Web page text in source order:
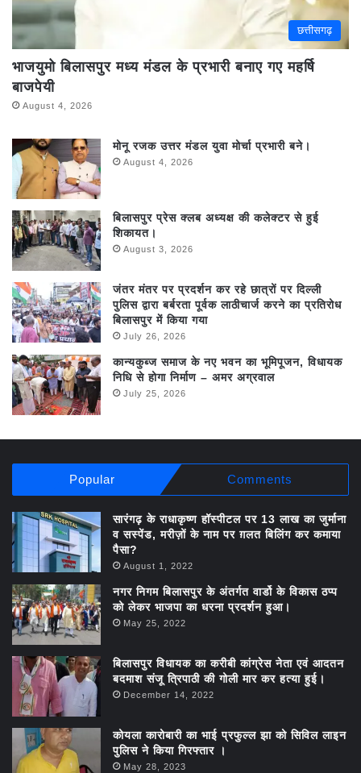
छत्तीसगढ़
भाजयुमो बिलासपुर मध्य मंडल के प्रभारी बनाए गए महर्षि
बाजपेयी
August 4, 2026
मोनू रजक उत्तर मंडल युवा मोर्चा प्रभारी बने।
August 4, 2026
बिलासपुर प्रेस क्लब अध्यक्ष की कलेक्टर से हुई
शिकायत।
August 3, 2026
जंतर मंतर पर प्रदर्शन कर रहे छात्रों पर दिल्ली
पुलिस द्वारा बर्बरता पूर्वक लाठीचार्ज करने का प्रतिरोध
बिलासपुर में किया गया
July 26, 2026
कान्यकुब्ज समाज के नए भवन का भूमिपूजन, विधायक
निधि से होगा निर्माण – अमर अग्रवाल
July 25, 2026
Popular Comments
सारंगढ़ के राधाकृष्ण हॉस्पीटल पर 13 लाख का जुर्माना
व सस्पेंड, मरीज़ों के नाम पर ग़लत बिलिंग कर कमाया
पैसा?
August 1, 2022
नगर निगम बिलासपुर के अंतर्गत वार्डो के विकास ठप्प
को लेकर भाजपा का धरना प्रदर्शन हुआ।
May 25, 2022
बिलासपुर विधायक का करीबी कांग्रेस नेता एवं आदतन
बदमाश संजू त्रिपाठी की गोली मार कर हत्या हुई।
December 14, 2022
कोयला कारोबारी का भाई प्रफुल्ल झा को सिविल लाइन
पुलिस ने किया गिरफ्तार ।
May 28, 2023